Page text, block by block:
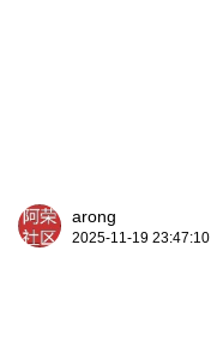
arong
2025-11-19 23:47:10